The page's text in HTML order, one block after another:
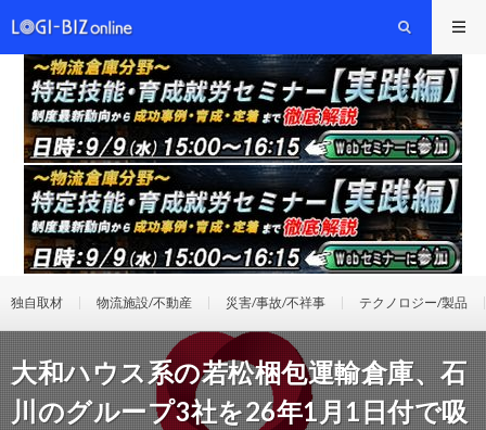
独自取材 物流施設/不動産 災害/事故/不祥事 テクノロジー/製品
大和ハウス系の若松梱包運輸倉庫、石
川のグループ3社を26年1月1日付で吸